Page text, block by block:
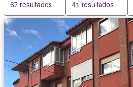
67 resultados 41 resultados